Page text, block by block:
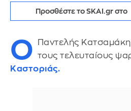
Προσθέστε το SKAI.gr στο
Ο
Παντελής
τους τελευταίους
Καστοριάς.